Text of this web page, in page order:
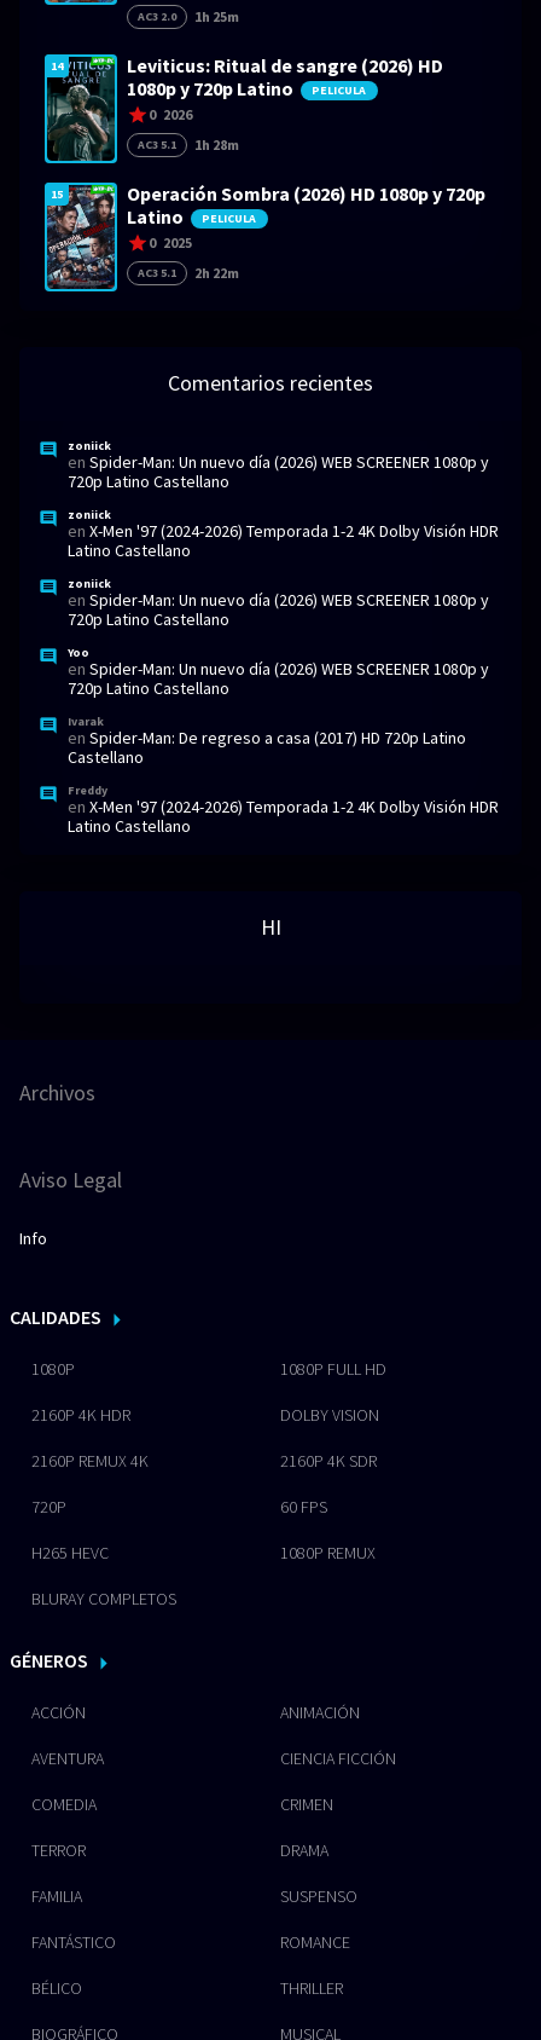
AC3 2.0
1h 25m
14
Leviticus: Ritual de sangre (2026) HD
1080p y 720p Latino
PELICULA
0 2026
AC3 5.1 1h 28m
15
Operación Sombra (2026) HD 1080p y 720p
Latino
PELICULA
0 2025
AC3 5.1 2h 22m
Comentarios recientes
zoniick
en Spider-Man: Un nuevo día (2026) WEB SCREENER 1080p y
720p Latino Castellano
zoniick
en X-Men '97 (2024-2026) Temporada 1-2 4K Dolby Visión HDR
Latino Castellano
zoniick
en Spider-Man: Un nuevo día (2026) WEB SCREENER 1080p y
720p Latino Castellano
Yoo
en Spider-Man: Un nuevo día (2026) WEB SCREENER 1080p y
720p Latino Castellano
Ivarak
en Spider-Man: De regreso a casa (2017) HD 720p Latino
Castellano
Freddy
en X-Men '97 (2024-2026) Temporada 1-2 4K Dolby Visión HDR
Latino Castellano
HI
Archivos
Aviso Legal
Info
CALIDADES
1080P 1080P FULL HD
2160P 4K HDR DOLBY VISION
2160P REMUX 4K 2160P 4K SDR
720P 60 FPS
H265 HEVC 1080P REMUX
BLURAY COMPLETOS
GÉNEROS
ACCIÓN ANIMACIÓN
AVENTURA CIENCIA FICCIÓN
COMEDIA CRIMEN
TERROR DRAMA
FAMILIA SUSPENSO
FANTÁSTICO ROMANCE
BÉLICO THRILLER
BIOGRÁFICO MUSICAL